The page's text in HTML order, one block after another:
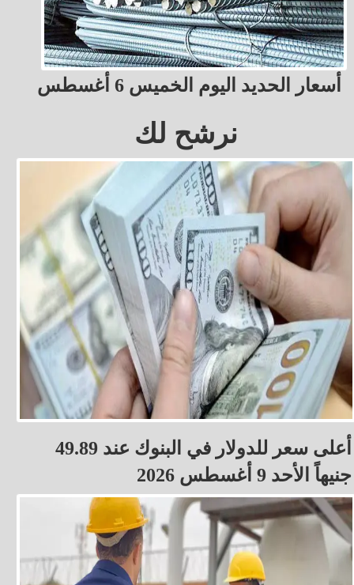
أسعار الحديد اليوم الخميس 6 أغسطس
نرشح لك
أعلى سعر للدولار في البنوك عند 49.89
جنيهاً الأحد 9 أغسطس 2026